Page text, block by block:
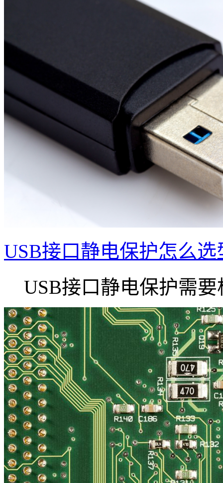
USB接口静电保护怎么选
USB接口静电保护需要